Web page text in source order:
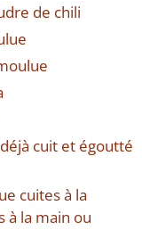
de chili
cuit et égoutté
cuites à la
à la main ou